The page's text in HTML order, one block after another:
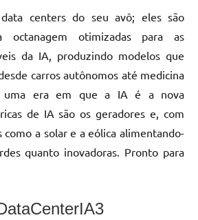
centers do seu avô; eles são
octanagem otimizadas para as
da IA, produzindo modelos que
carros autônomos até medicina
uma era em que a IA é a nova
de IA são os geradores e, com
como a solar e a eólica alimentando-
quanto inovadoras. Pronto para